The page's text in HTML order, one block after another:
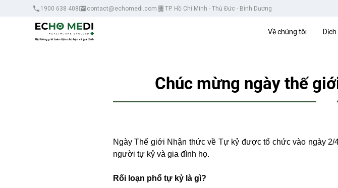
1900 638 408 contact@echomedi.com TP. Hồ Chí Minh - Thủ Đức - Bình Dương
Về chúng tôi Dịch
Chúc mừng ngày thế
Ngày Thế giới Nhận thức về Tự kỷ được tổ chức vào ngày
người tự kỷ và gia đình họ.
Rối loạn phổ tự kỷ là gì?